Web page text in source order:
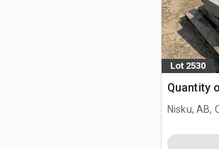
Lot 2530
Quantity
Nisku, AB,